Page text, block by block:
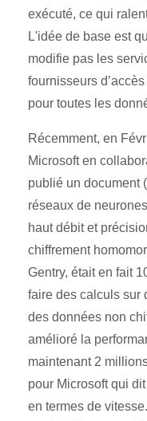
exécuté, ce qui
L'idée de base est
modifie pas les
fournisseurs
pour toutes les
Récemment, en
Microsoft en
publié un document
réseaux de
haut débit et
chiffrement
Gentry, était en fait
faire des calculs sur
des données non
amélioré la
maintenant 2
pour Microsoft qui
en termes de